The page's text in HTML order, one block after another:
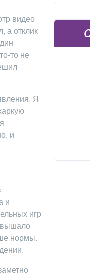
видео
а отклик
то не
Я
и
и
игр
нормы.